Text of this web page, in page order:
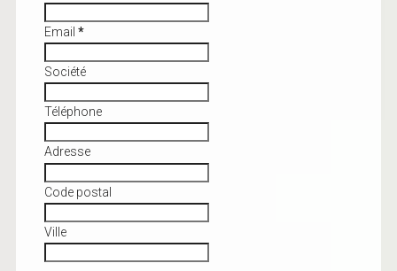
Email *
Société
Téléphone
Adresse
Code postal
Ville